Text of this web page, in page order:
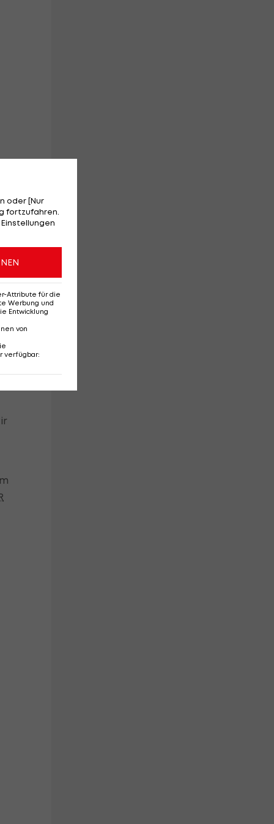
oder [Nur
fortzufahren.
Attribute für die
Werbung und
Entwicklung
von
verfügbar: